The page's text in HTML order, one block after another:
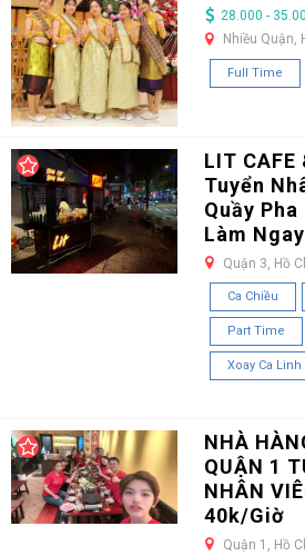
28.000 -
Nhiều Quận,
Full Time
LIT CAFE
Tuyển
Quầy
Làm Ngay
Quận 3, Hồ
Ca Chiều
Part Time
Xoay Ca
NHÀ
QUẬN 1
NHÂN
40k/Giờ
Quận 1, Hồ